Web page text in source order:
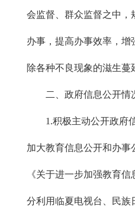
会监督、群众监督之中，
办事，提高办事效率，增
除各种不良现象的滋生蔓
二、政府信息公开情
1.积极主动公开政府信
加大教育信息公开和办事
《关于进一步加强教育
分利用临夏电视台、民族